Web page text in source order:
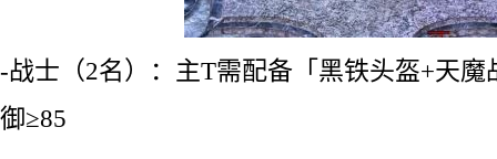
-战士（2名）：主T需配备「黑铁头盔+天魔
御≥85